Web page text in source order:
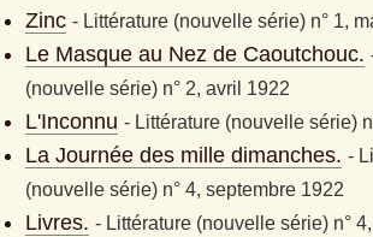
Zinc - Littérature (nouvelle série) n° 1,
Le Masque au Nez de Caoutchouc.
(nouvelle série) n° 2, avril 1922
L'Inconnu - Littérature (nouvelle série)
La Journée des mille dimanches. -
(nouvelle série) n° 4, septembre 1922
Livres. - Littérature (nouvelle série) n°